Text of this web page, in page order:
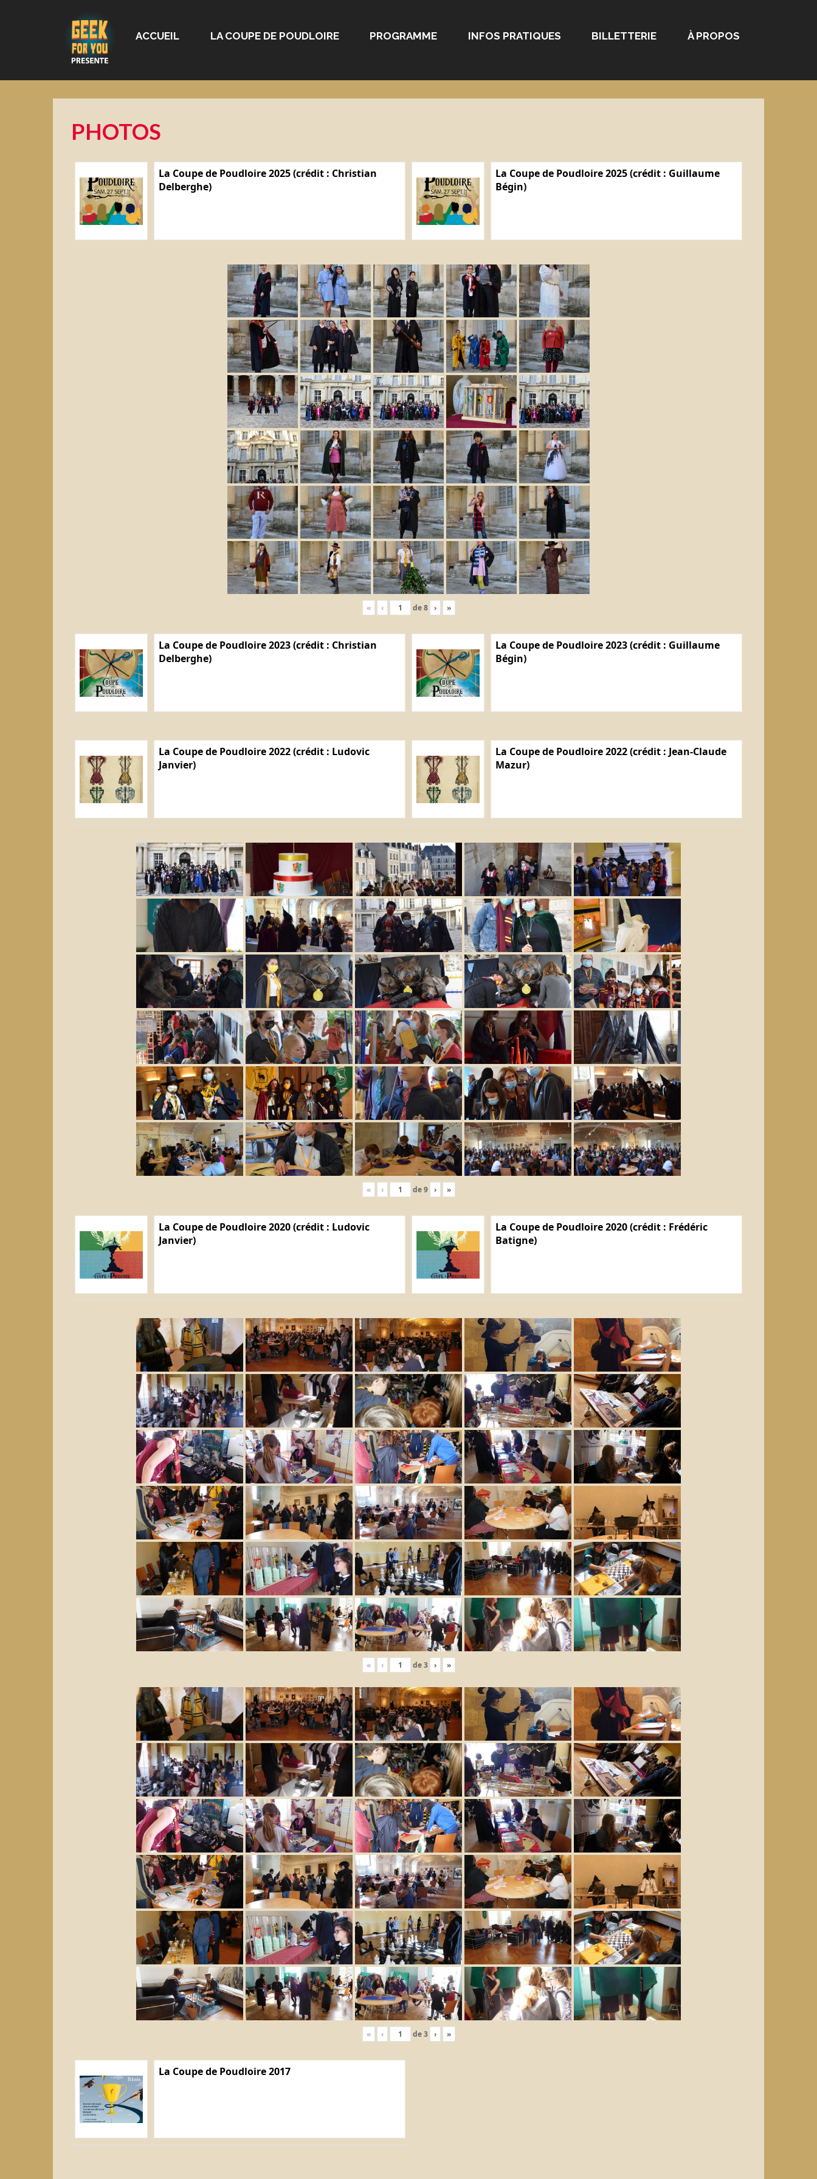
ACCUEIL LA COUPE DE POUDLOIRE PROGRAMME INFOS PRATIQUES BILLETTERIE À PROPOS
PHOTOS
La Coupe de Poudloire 2025 (crédit : Christian
Delberghe)
La Coupe de Poudloire 2025 (crédit : Guillaume
Bégin)
« ‹ de8 › »
La Coupe de Poudloire 2023 (crédit : Christian
Delberghe)
La Coupe de Poudloire 2023 (crédit : Guillaume
Bégin)
La Coupe de Poudloire 2022 (crédit : Ludovic
Janvier)
La Coupe de Poudloire 2022 (crédit : Jean-Claude
Mazur)
« ‹ de9 › »
La Coupe de Poudloire 2020 (crédit : Ludovic
Janvier)
La Coupe de Poudloire 2020 (crédit : Frédéric
Batigne)
« ‹ de3 › »
« ‹ de3 › »
La Coupe de Poudloire 2017